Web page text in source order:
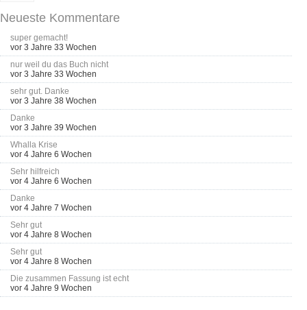
Neueste Kommentare
super gemacht!
vor 3 Jahre 33 Wochen
nur weil du das Buch nicht
vor 3 Jahre 33 Wochen
sehr gut. Danke
vor 3 Jahre 38 Wochen
Danke
vor 3 Jahre 39 Wochen
Whalla Krise
vor 4 Jahre 6 Wochen
Sehr hilfreich
vor 4 Jahre 6 Wochen
Danke
vor 4 Jahre 7 Wochen
Sehr gut
vor 4 Jahre 8 Wochen
Sehr gut
vor 4 Jahre 8 Wochen
Die zusammen Fassung ist echt
vor 4 Jahre 9 Wochen